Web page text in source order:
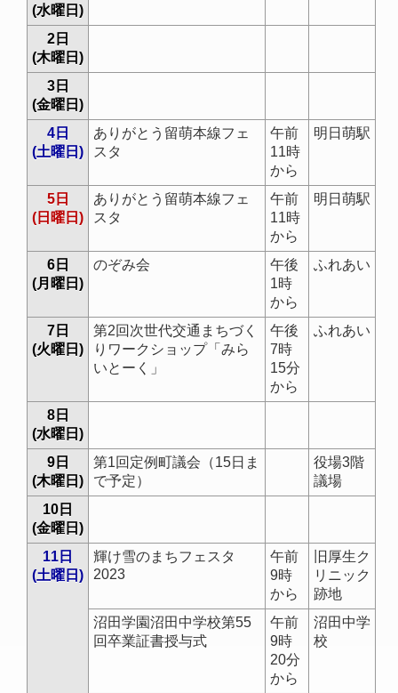
(水曜日)
2日
(木曜日)
3日
(金曜日)
4日
(土曜日)
ありがとう留萌本線フェ
スタ
午前
11時
から
明日萌駅
5日
(日曜日)
ありがとう留萌本線フェ
スタ
午前
11時
から
明日萌駅
6日
(月曜日)
のぞみ会
午後
1時
から
ふれあい
7日
(火曜日)
第2回次世代交通まちづく
りワークショップ「みら
いとーく」
午後
7時
15分
から
ふれあい
8日
(水曜日)
9日
(木曜日)
第1回定例町議会（15日ま
で予定）
役場3階
議場
10日
(金曜日)
11日
(土曜日)
輝け雪のまちフェスタ
2023
午前
9時
から
旧厚生ク
リニック
跡地
沼田学園沼田中学校第55
回卒業証書授与式
午前
9時
20分
から
沼田中学
校